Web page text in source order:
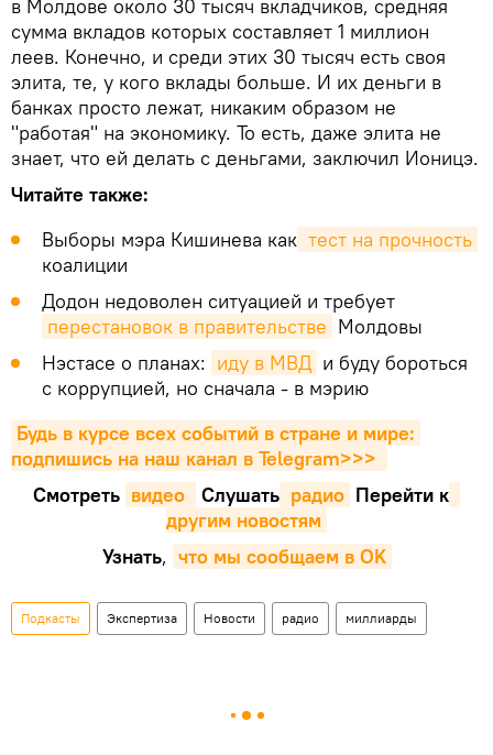
в Молдове около 30 тысяч вкладчиков, средняя
сумма вкладов которых составляет 1 миллион
леев. Конечно, и среди этих 30 тысяч есть своя
элита, те, у кого вклады больше. И их деньги в
банках просто лежат, никаким образом не
"работая" на экономику. То есть, даже элита не
знает, что ей делать с деньгами, заключил Ионицэ.
Читайте также:
Выборы мэра Кишинева как тест на прочность
коалиции
Додон недоволен ситуацией и требует
перестановок в правительстве Молдовы
Нэстасе о планах: иду в МВД и буду бороться
с коррупцией, но сначала - в мэрию
Будь в курсе всех событий в стране и мире:
подпишись на наш канал в Telegram>>>
Смотреть видео Cлушать радио Перейти к
другим новостям
Узнать, что мы сообщаем в OK
Подкасты Экспертиза Новости радио миллиарды